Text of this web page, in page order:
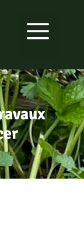
MENU